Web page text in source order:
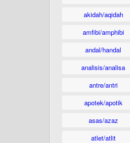
akidah/aqidah
amfibi/amphibi
andal/handal
analisis/analisa
antre/antri
apotek/apotik
asas/azaz
atlet/atlit